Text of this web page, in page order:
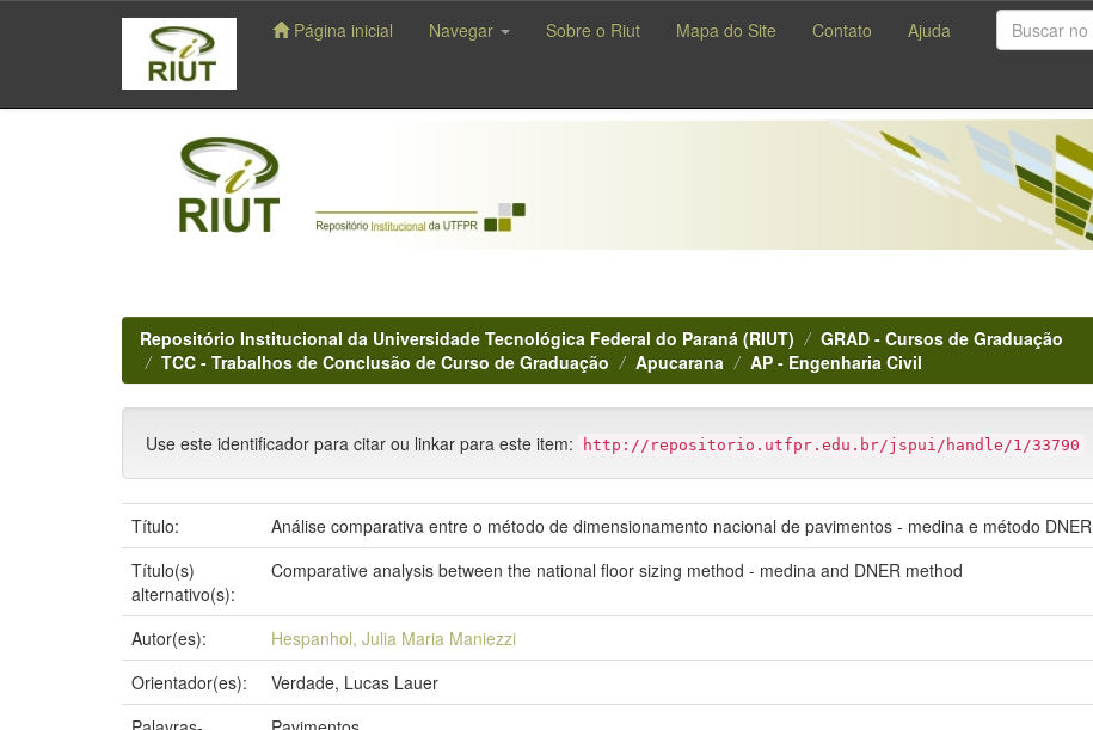
navigation
Página inicial Navegar Sobre o Riut Mapa do Site Contato Ajuda
Repositório Institucional da Universidade Tecnológica Federal do Paraná (RIUT)
GRAD - Cursos de Graduação
TCC - Trabalhos de Conclusão de Curso de Graduação
Apucarana AP - Engenharia Civil
Use este identificador para citar ou linkar para este item: http://repositorio.utfpr.edu.br/jspui/handle/1/33790
Título:
Análise comparativa entre o método de dimensionamento nacional de pavimentos - medina e método DNER
Título(s)
alternativo(s):
Comparative analysis between the national floor sizing method - medina and DNER method
Autor(es):
Hespanhol, Julia Maria Maniezzi
Orientador(es):
Verdade, Lucas Lauer